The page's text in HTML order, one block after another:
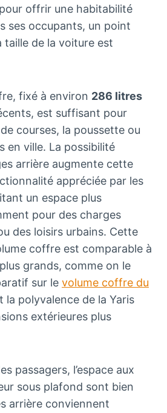
offrir une habitabilité
ses occupants, un point
taille de la voiture est
fixé à environ 286 litres
est suffisant pour
courses, la poussette ou
en ville. La possibilité
arrière augmente cette
appréciée par les
un espace plus
pour des charges
des loisirs urbains. Cette
coffre est comparable à
grands, comme on le
sur le volume coffre du
la polyvalence de la Yaris
extérieures plus
passagers, l’espace aux
sous plafond sont bien
arrière conviennent